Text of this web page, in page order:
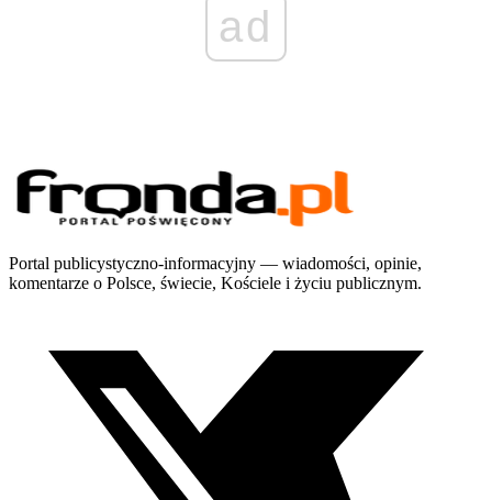
ad
Portal publicystyczno-informacyjny — wiadomości, opinie,
komentarze o Polsce, świecie, Kościele i życiu publicznym.